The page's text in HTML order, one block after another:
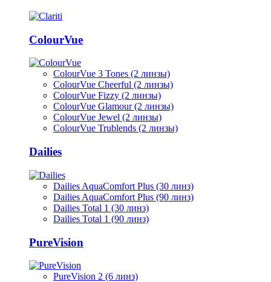
ColourVue
ColourVue 3 Tones (2 линзы)
ColourVue Cheerful (2 линзы)
ColourVue Fizzy (2 линзы)
ColourVue Glamour (2 линзы)
ColourVue Jewel (2 линзы)
ColourVue Trublends (2 линзы)
Dailies
Dailies AquaComfort Plus (30 линз)
Dailies AquaComfort Plus (90 линз)
Dailies Total 1 (30 линз)
Dailies Total 1 (90 линз)
PureVision
PureVision 2 (6 линз)